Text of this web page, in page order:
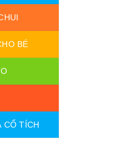
BÉ
CỔ TÍCH